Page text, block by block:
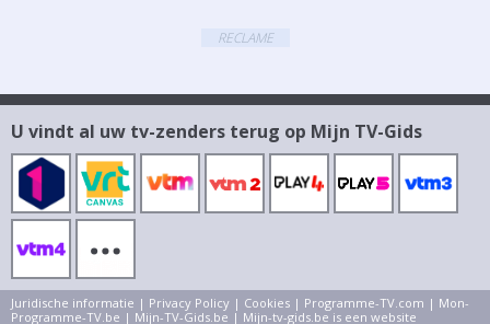
RECLAME
U vindt al uw tv-zenders terug op Mijn TV-Gids
Juridische informatie | Privacy Policy | Cookies | Programme-TV.com | Mon-
Programme-TV.be | Mijn-TV-Gids.be | Mijn-tv-gids.be is een website